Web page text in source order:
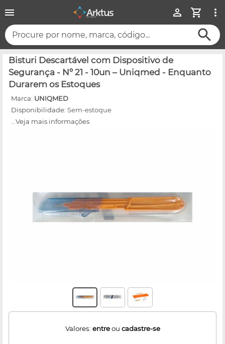
Procure por nome, marca, código...
Bisturi Descartável com Dispositivo de
Segurança - Nº 21 - 10un – Uniqmed - Enquanto
Durarem os Estoques
Marca: UNIQMED
Disponibilidade: Sem-estoque
...Veja mais informações
Valores: entreou cadastre-se